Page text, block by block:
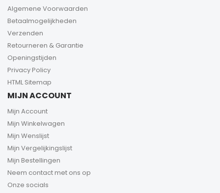
Algemene Voorwaarden
Betaalmogelijkheden
Verzenden
Retourneren & Garantie
Openingstijden
Privacy Policy
HTML Sitemap
MIJN ACCOUNT
Mijn Account
Mijn Winkelwagen
Mijn Wenslijst
Mijn Vergelijkingslijst
Mijn Bestellingen
Neem contact met ons op
Onze socials